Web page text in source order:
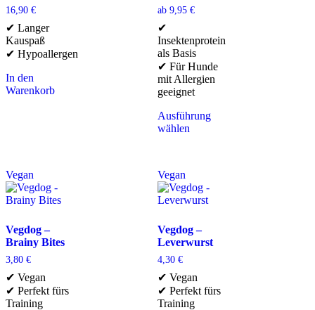
16,90 €
✔ Langer
Kauspaß
✔ Hypoallergen
In den
Warenkorb
ab 9,95 €
✔
Insektenprotein
als Basis
✔ Für Hunde
mit Allergien
geeignet
Ausführung
wählen
Vegan
Vegdog –
Brainy Bites
3,80 €
✔ Vegan
✔ Perfekt fürs
Training
Vegan
Vegdog –
Leverwurst
4,30 €
✔ Vegan
✔ Perfekt fürs
Training